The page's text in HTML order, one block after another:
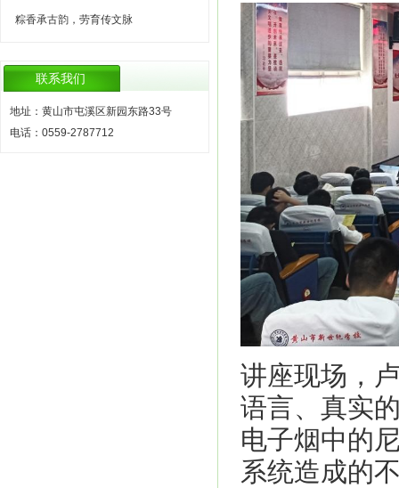
粽香承古韵，劳育传文脉
联系我们
地址：黄山市屯溪区新园东路33号
电话：0559-2787712
讲座现场，
语言、真实
电子烟中的
系统造成的